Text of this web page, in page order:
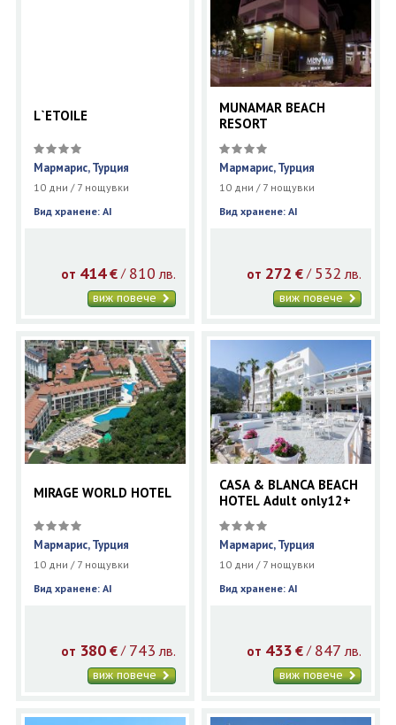
L`ETOILE
Мармарис, Турция
10 дни / 7 нощувки
Вид хранене: AI
от 414 €/ 810 лв.
виж повече
MUNAMAR BEACH
RESORT
Мармарис, Турция
10 дни / 7 нощувки
Вид хранене: AI
от 272 € / 532 лв.
виж повече
MIRAGE WORLD HOTEL
Мармарис, Турция
10 дни / 7 нощувки
Вид хранене: AI
от 380 €/ 743 лв.
виж повече
CASA & BLANCA BEACH
HOTEL Adult only12+
Мармарис, Турция
10 дни / 7 нощувки
Вид хранене: AI
от 433 € / 847 лв.
виж повече